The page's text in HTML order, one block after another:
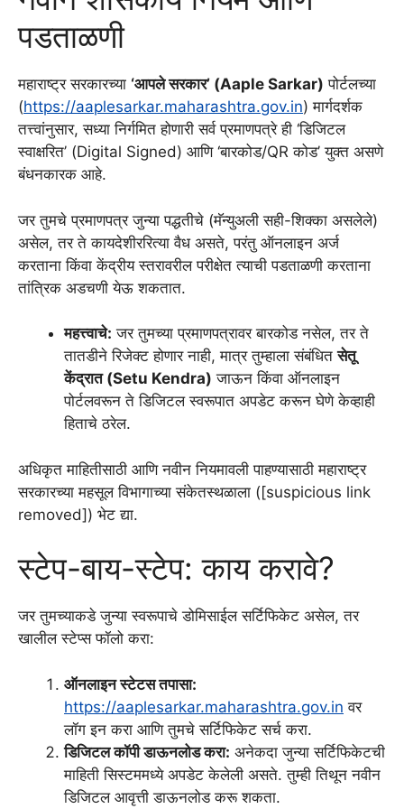
पडताळणी
महाराष्ट्र सरकारच्या ‘आपले सरकार’ (Aaple Sarkar) पोर्टलच्या
(https://aaplesarkar.maharashtra.gov.in) मार्गदर्शक
तत्त्वांनुसार, सध्या निर्गमित होणारी सर्व प्रमाणपत्रे ही ‘डिजिटल
स्वाक्षरित’ (Digital Signed) आणि ‘बारकोड/QR कोड’ युक्त असणे
बंधनकारक आहे.
जर तुमचे प्रमाणपत्र जुन्या पद्धतीचे (मॅन्युअली सही-शिक्का असलेले)
असेल, तर ते कायदेशीररित्या वैध असते, परंतु ऑनलाइन अर्ज
करताना किंवा केंद्रीय स्तरावरील परीक्षेत त्याची पडताळणी करताना
तांत्रिक अडचणी येऊ शकतात.
महत्त्वाचे: जर तुमच्या प्रमाणपत्रावर बारकोड नसेल, तर ते
तातडीने रिजेक्ट होणार नाही, मात्र तुम्हाला संबंधितसेतू
केंद्रात (Setu Kendra) जाऊन किंवा ऑनलाइन
पोर्टलवरून ते डिजिटल स्वरूपात अपडेट करून घेणे केव्हाही
हिताचे ठरेल.
अधिकृत माहितीसाठी आणि नवीन नियमावली पाहण्यासाठी महाराष्ट्र
सरकारच्या महसूल विभागाच्या संकेतस्थळाला ([suspicious link
removed]) भेट द्या.
स्टेप-बाय-स्टेप: काय करावे?
जर तुमच्याकडे जुन्या स्वरूपाचे डोमिसाईल सर्टिफिकेट असेल, तर
खालील स्टेप्स फॉलो करा:
ऑनलाइन स्टेटस तपासा:
https://aaplesarkar.maharashtra.gov.in वर
लॉग इन करा आणि तुमचे सर्टिफिकेट सर्च करा.
डिजिटल कॉपी डाऊनलोड करा: अनेकदा जुन्या सर्टिफिकेटची
माहिती सिस्टममध्ये अपडेट केलेली असते. तुम्ही तिथून नवीन
डिजिटल आवृत्ती डाऊनलोड करू शकता.